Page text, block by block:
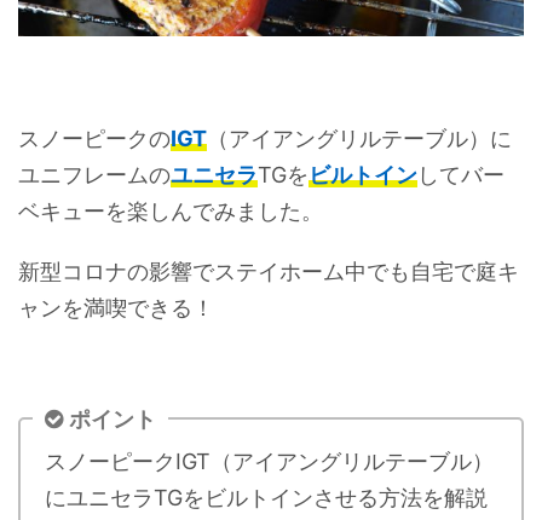
スノーピークのIGT （アイアングリルテーブル）に
ユニフレームのユニセラTGをビルトインしてバー
ベキューを楽しんでみました。
新型コロナの影響でステイホーム中でも自宅で庭キ
ャンを満喫できる！
ポイント
スノーピークIGT（アイアングリルテーブル）
にユニセラTGをビルトインさせる方法を解説